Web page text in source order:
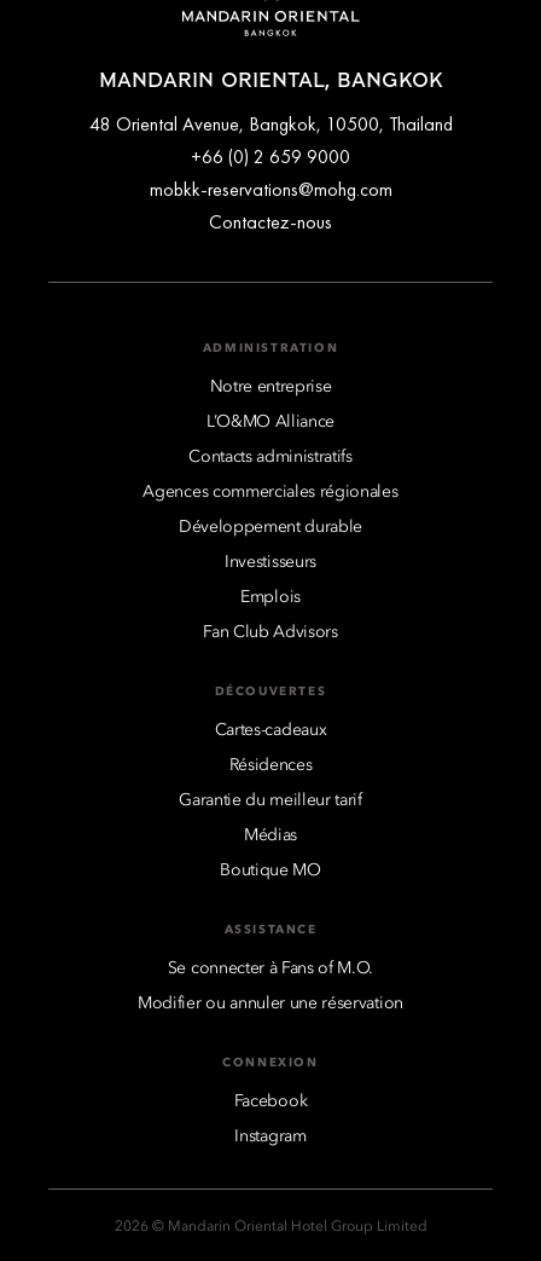
MANDARIN ORIENTAL, BANGKOK
48 Oriental Avenue, Bangkok, 10500, Thailand
+66 (0) 2 659 9000
mobkk-reservations@mohg.com
Contactez-nous
ADMINISTRATION
Notre entreprise
L’O&MO Alliance
Contacts administratifs
Agences commerciales régionales
Développement durable
Investisseurs
Emplois
Fan Club Advisors
DÉCOUVERTES
Cartes-cadeaux
Résidences
Garantie du meilleur tarif
Médias
Boutique MO
ASSISTANCE
Se connecter à Fans of M.O.
Modifier ou annuler une réservation
CONNEXION
Facebook
Instagram
2026 © Mandarin Oriental Hotel Group Limited